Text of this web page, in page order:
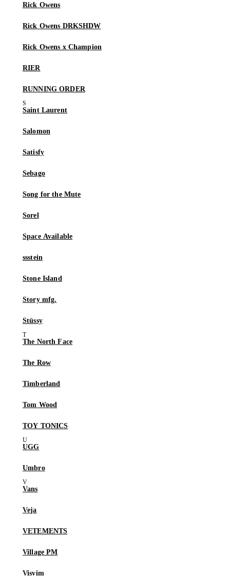
Rick Owens
Rick Owens DRKSHDW
Rick Owens x Champion
RIER
RUNNING ORDER
Saint Laurent
Salomon
Satisfy
Sebago
Song for the Mute
Sorel
Space Available
ssstein
Stone Island
Story mfg.
Stüssy
The North Face
The Row
Timberland
Tom Wood
TOY TONICS
UGG
Umbro
Vans
Veja
VETEMENTS
Village PM
Visvim